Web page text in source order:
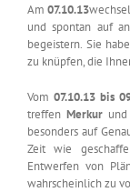
Am07.10.13
und spontan auf
begeistern. Sie
zu knüpfen, die
Vom07.10.13 bis
treffenMerkur und
besonders auf
Zeit wie
Entwerfen von
wahrscheinlich zu